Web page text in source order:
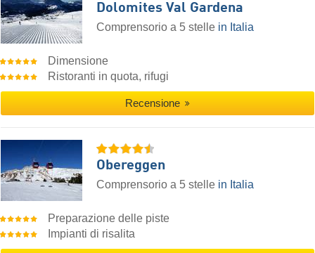
Dolomites Val Gardena
Comprensorio a 5 stelle in Italia
Dimensione
Ristoranti in quota, rifugi
Recensione
Obereggen
Comprensorio a 5 stelle in Italia
Preparazione delle piste
Impianti di risalita